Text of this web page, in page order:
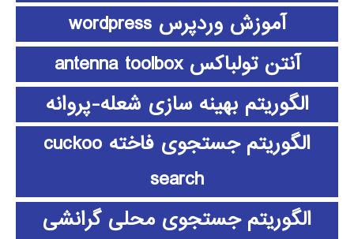
آموزش وردپرس wordpress
آنتن تولباکس antenna toolbox
الگوریتم بهینه سازی شعله-پروانه
الگوریتم جستجوی فاخته cuckoo
search
الگوریتم جستجوی محلی گرانشی